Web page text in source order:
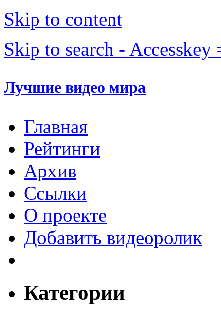
Skip to content
Skip to search - Accesskey
Лучшие видео мира
Главная
Рейтинги
Архив
Ссылки
О проекте
Добавить видеоролик
Категории